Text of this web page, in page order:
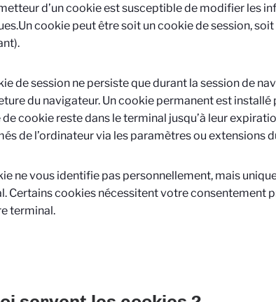
d’un cookie est susceptible de modifier les
cookie peut être soit un cookie de session,
de session ne persiste que durant la session de
du navigateur. Un cookie permanent est installé
de cookie reste dans le terminal jusqu’à leur
de l’ordinateur via les paramètres ou extensions
ne vous identifie pas personnellement, mais
Certains cookies nécessitent votre consentement
terminal.